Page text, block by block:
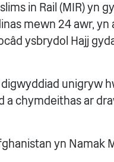
in Rail (MIR) yn
mewn 24 awr,
ysbrydol Hajj
unigryw
chymdeithas ar
yn Namak